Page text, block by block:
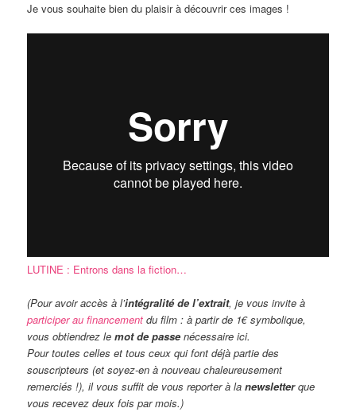
Je vous souhaite bien du plaisir à découvrir ces images !
LUTINE : Entrons dans la fiction…
(Pour avoir accès à l’intégralité de l’extrait, je vous invite à
participer au financement du film : à partir de 1€ symbolique,
vous obtiendrez lemot de passe nécessaire ici.
Pour toutes celles et tous ceux qui font déjà partie des
souscripteurs (et soyez-en à nouveau chaleureusement
remerciés !), il vous suffit de vous reporter à lanewsletterque
vous recevez deux fois par mois.)